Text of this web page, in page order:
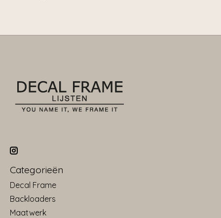
Categorieën
Decal Frame
Backloaders
Maatwerk